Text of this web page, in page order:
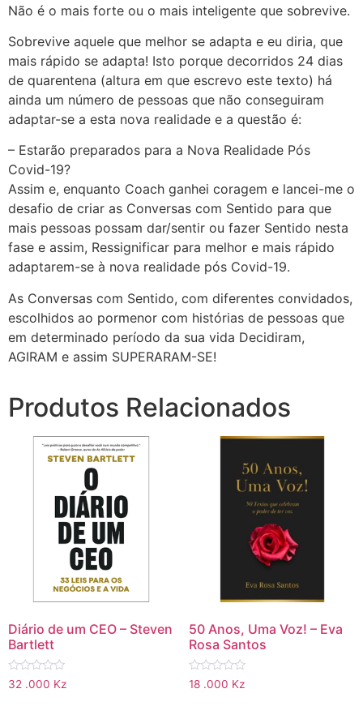
Não é o mais forte ou o mais inteligente que sobrevive.
Sobrevive aquele que melhor se adapta e eu diria, que
mais rápido se adapta! Isto porque decorridos 24 dias
de quarentena (altura em que escrevo este texto) há
ainda um número de pessoas que não conseguiram
adaptar-se a esta nova realidade e a questão é:
– Estarão preparados para a Nova Realidade Pós
Covid-19?
Assim e, enquanto Coach ganhei coragem e lancei-me o
desafio de criar as Conversas com Sentido para que
mais pessoas possam dar/sentir ou fazer Sentido nesta
fase e assim, Ressignificar para melhor e mais rápido
adaptarem-se à nova realidade pós Covid-19.
As Conversas com Sentido, com diferentes convidados,
escolhidos ao pormenor com histórias de pessoas que
em determinado período da sua vida Decidiram,
AGIRAM e assim SUPERARAM-SE!
Produtos Relacionados
Diário de um CEO – Steven
Bartlett
Avaliação
0
32 .000 Kz
50 Anos, Uma Voz! – Eva
Rosa Santos
Avaliação
0
18 .000 Kz